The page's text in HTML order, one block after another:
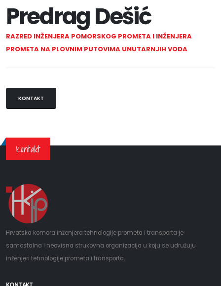
Predrag Dešić
RAZRED INŽENJERA POMORSKOG PROMETA I INŽENJERA
PROMETA NA PLOVNIM PUTOVIMA UNUTARNJIH VODA
KONTAKT
Kontakt
Hrvatska komora inženjera tehnologije prometa i transporta je
samostalna i neovisna strukovna organizacija u koju se udružuju
inženjeri tehnologije prometa i transporta.